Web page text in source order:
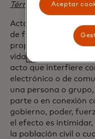
Términos Clave y
Acto Terrorista:
de fuerza o violencia
propiedad o la
vida humana o
acto que interfiere
electrónico o de
una persona o
parte o en conexión
gobierno, poder,
el efecto es
la población civil o
Aceptar